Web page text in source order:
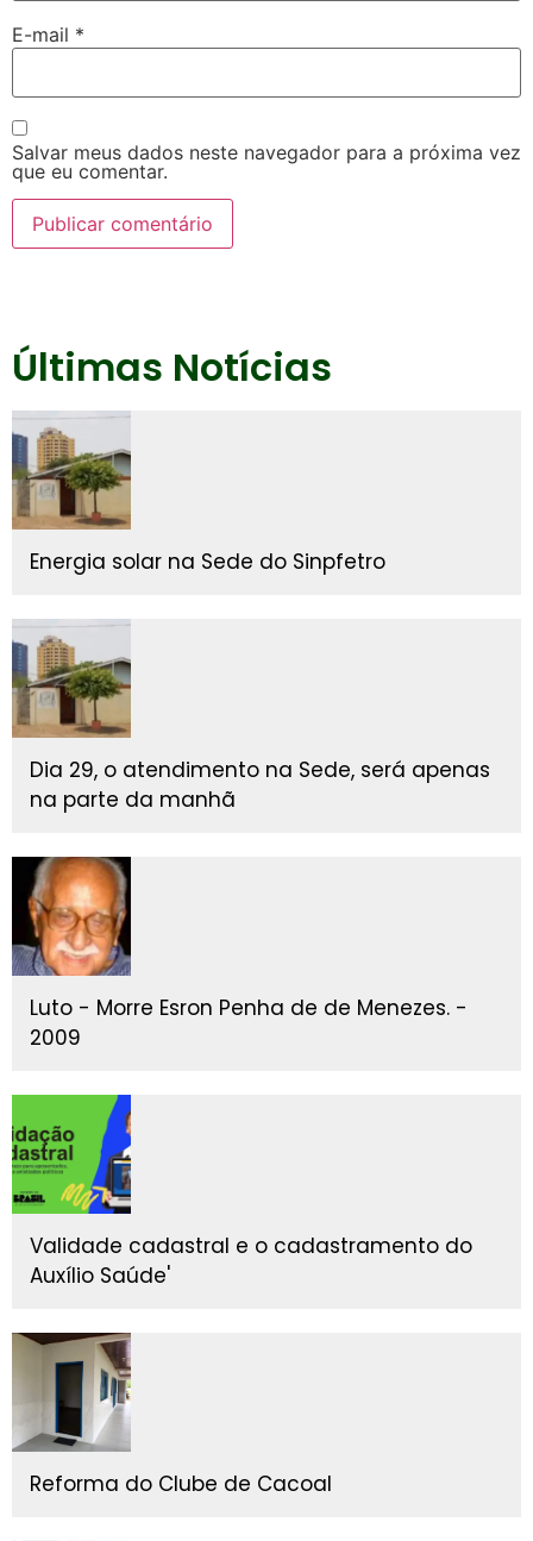
E-mail *
Salvar meus dados neste navegador para a próxima vez
que eu comentar.
Últimas Notícias
Energia solar na Sede do Sinpfetro
Dia 29, o atendimento na Sede, será apenas
na parte da manhã
Luto - Morre Esron Penha de de Menezes. -
2009
Validade cadastral e o cadastramento do
Auxílio Saúde'
Reforma do Clube de Cacoal